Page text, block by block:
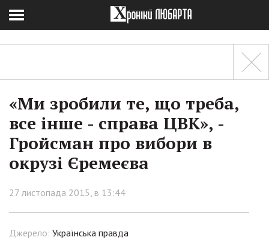
«Ми зробили те, що треба,
все інше - справа ЦВК», -
Гройсман про вибори в
окрузі Єремеєва
27 листопада 2015, в 13:44
Джерело: Українська правда